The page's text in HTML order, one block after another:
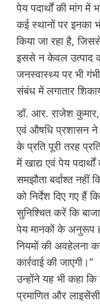
पेय पदार्थों की मांग में
कई स्थानों पर इनका
किया जा रहा है,
इससे न केवल उत्पाद
जनस्वास्थ्य पर भी
संबंध में लगातार
डॉ. आर. राजेश कुमार,
एवं औषधि प्रशासन ने
के प्रति पूरी तरह
में खाद्य एवं पेय
समझौता बर्दाश्त नहीं
को निर्देश दिए गए हैं
सुनिश्चित करें कि
पेय मानकों के अनुरूप
नियमों की अवहेलना
कार्रवाई की जाएगी।”
उन्होंने यह भी कहा
प्रमाणित और